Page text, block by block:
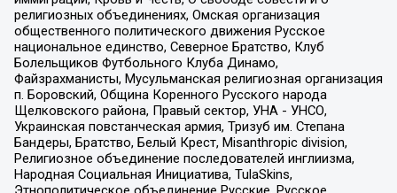
религиозных объединениях, Омская организация
общественного политического движения Русское
национальное единство, Северное Братство, Клуб
Болельщиков Футбольного Клуба Динамо,
Файзрахманисты, Мусульманская религиозная организация
п. Боровский, Община Коренного Русского народа
Щелковского района, Правый сектор, УНА - УНСО,
Украинская повстанческая армия, Тризуб им. Степана
Бандеры, Братство, Белый Крест, Misanthropic division,
Религиозное объединение последователей инглиизма,
Народная Социальная Инициатива, TulaSkins,